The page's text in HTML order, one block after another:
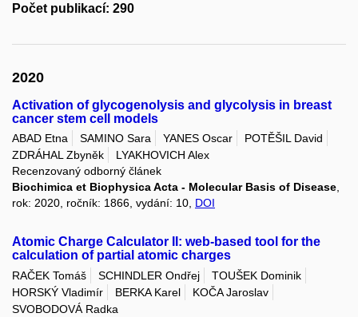
Počet publikací: 290
2020
Activation of glycogenolysis and glycolysis in breast
cancer stem cell models
ABAD Etna SAMINO Sara YANES Oscar
POTĚŠIL David
ZDRÁHAL Zbyněk
LYAKHOVICH Alex
Recenzovaný odborný článek
Biochimica et Biophysica Acta - Molecular Basis of Disease,
rok: 2020, ročník: 1866, vydání: 10, DOI
Atomic Charge Calculator II: web-based tool for the
calculation of partial atomic charges
RAČEK Tomáš SCHINDLER Ondřej
TOUŠEK Dominik
HORSKÝ Vladimír
BERKA Karel
KOČA Jaroslav
SVOBODOVÁ Radka